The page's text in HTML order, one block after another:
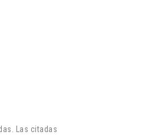
Las citadas